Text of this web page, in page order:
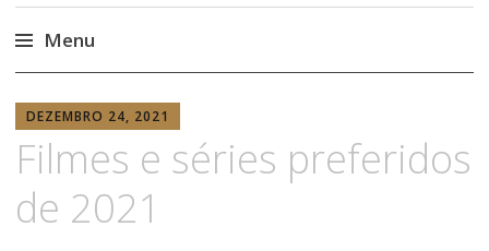
Menu
DEZEMBRO 24, 2021
Filmes e séries preferidos
de 2021